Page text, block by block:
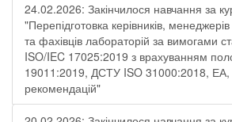
24.02.2026: Закінчилося навчання за
"Перепідготовка керівників, менеджерів
та фахівців лабораторій за вимогами
ISO/IEC 17025:2019 з врахуванням
19011:2019, ДСТУ ISO 31000:2018, ЕА,
рекомендацій"